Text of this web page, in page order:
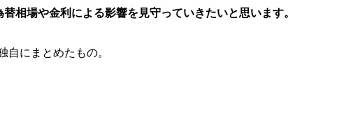
相場や金利による影響を見守っていきたいと思います。
自にまとめたもの。